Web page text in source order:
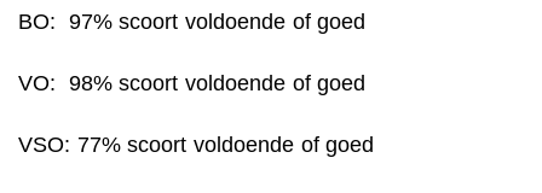
BO: 97% scoort voldoende of goed
VO: 98% scoort voldoende of goed
VSO: 77% scoort voldoende of goed